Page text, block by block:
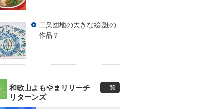
工業団地の大きな絵 誰の
作品？
和歌山よもやまリサーチ
リターンズ
一覧